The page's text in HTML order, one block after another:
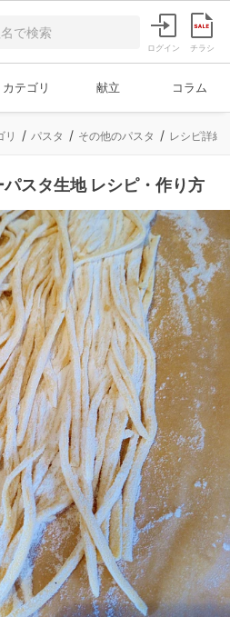
ログイン チラシ
カテゴリ 献立 コラム
リ パスタ その他のパスタ レシピ詳細
スタ生地 レシピ・作り方